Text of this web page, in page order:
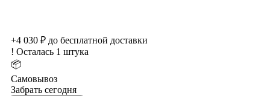
+4 030 ₽ до бесплатной доставки
! Осталась 1 штука
📦
Самовывоз
Забрать сегодня